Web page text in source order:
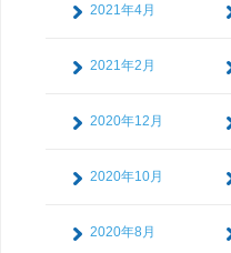
2021年4月
2021年2月
2020年12月
2020年10月
2020年8月